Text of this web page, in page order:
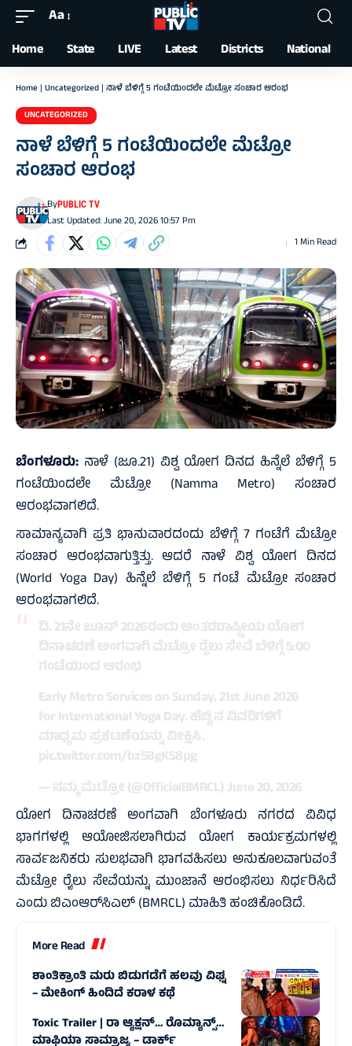
Font
Resizer
Aa
Home State LIVE Latest Districts National
Home | Uncategorized | ನಾಳೆ ಬೆಳಿಗ್ಗೆ 5 ಗಂಟೆಯಿಂದಲೇ ಮೆಟ್ರೋ ಸಂಚಾರ ಆರಂಭ
UNCATEGORIZED
ನಾಳೆ ಬೆಳಿಗ್ಗೆ 5 ಗಂಟೆಯಿಂದಲೇ ಮೆಟ್ರೋ
ಸಂಚಾರ ಆರಂಭ
Last Updated: June 20, 2026 10:57 Pm
ByPUBLIC TV
1 Min Read
ಬೆಂಗಳೂರು: ನಾಳೆ (ಜೂ.21) ವಿಶ್ವ ಯೋಗ ದಿನದ ಹಿನ್ನೆಲೆ ಬೆಳಿಗ್ಗೆ 5
ಗಂಟೆಯಿಂದಲೇ ಮೆಟ್ರೋ (Namma Metro) ಸಂಚಾರ
ಆರಂಭವಾಗಲಿದೆ.
ಸಾಮಾನ್ಯವಾಗಿ ಪ್ರತಿ ಭಾನುವಾರದಂದು ಬೆಳಿಗ್ಗೆ 7 ಗಂಟೆಗೆ ಮೆಟ್ರೋ
ಸಂಚಾರ ಆರಂಭವಾಗುತ್ತಿತ್ತು. ಆದರೆ ನಾಳೆ ವಿಶ್ವ ಯೋಗ ದಿನದ
(World Yoga Day) ಹಿನ್ನೆಲೆ ಬೆಳಿಗ್ಗೆ 5 ಗಂಟೆ ಮೆಟ್ರೋ ಸಂಚಾರ
ಆರಂಭವಾಗಲಿದೆ.
ದಿ. 21ನೇ ಜೂನ್ 2026ರಂದು ಅಂತರರಾಷ್ಟ್ರೀಯ ಯೋಗ
ದಿನಾಚರಣೆ ಅಂಗವಾಗಿ ಮೆಟ್ರೋ ರೈಲು ಸೇವೆ ಬೆಳಿಗ್ಗೆ 5:00
ಗಂಟೆಯಿಂದ ಆರಂಭ
Early Metro Services on Sunday, 21st June 2026
for International Yoga Day. ಹೆಚ್ಚಿನ ವಿವರಿಗಳಿಗೆ
ಮಾಧ್ಯಮ ಪ್ರಕಟಣೆಯನ್ನು ವೀಕ್ಷಿಸಿ.
pic.twitter.com/bz58gKS8pg
— ನಮ್ಮ ಮೆಟ್ರೋ (@OfficialBMRCL) June 20, 2026
ಯೋಗ ದಿನಾಚರಣೆ ಅಂಗವಾಗಿ ಬೆಂಗಳೂರು ನಗರದ ವಿವಿಧ
ಭಾಗಗಳಲ್ಲಿ ಆಯೋಜಿಸಲಾಗಿರುವ ಯೋಗ ಕಾರ್ಯಕ್ರಮಗಳಲ್ಲಿ
ಸಾರ್ವಜನಿಕರು ಸುಲಭವಾಗಿ ಭಾಗವಹಿಸಲು ಅನುಕೂಲವಾಗುವಂತೆ
ಮೆಟ್ರೋ ರೈಲು ಸೇವೆಯನ್ನು ಮುಂಜಾನೆ ಆರಂಭಿಸಲು ನಿರ್ಧರಿಸಿದೆ
ಎಂದು ಬಿಎಂಆರ್‌ಸಿಎಲ್‌ (BMRCL) ಮಾಹಿತಿ ಹಂಚಿಕೊಂಡಿದೆ.
More Read
ಶಾಂತಿಕ್ರಾಂತಿ ಮರು ಬಿಡುಗಡೆಗೆ ಹಲವು ವಿಘ್ನ
– ಮೇಕಿಂಗ್ ಹಿಂದಿದೆ ಕರಾಳ ಕಥೆ
Toxic Trailer | ರಾ ಆ್ಯಕ್ಷನ್‌… ರೊಮ್ಯಾನ್ಸ್‌…
ಮಾಫಿಯಾ ಸಾಮ್ರಾಜ್ಯ – ಡಾರ್ಕ್‌